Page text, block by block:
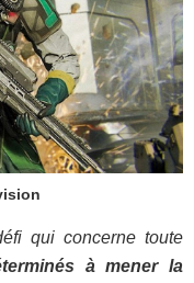
qui concerne toute
à mener la